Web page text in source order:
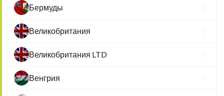
Бермуды
Великобритания
Великобритания LTD
Венгрия